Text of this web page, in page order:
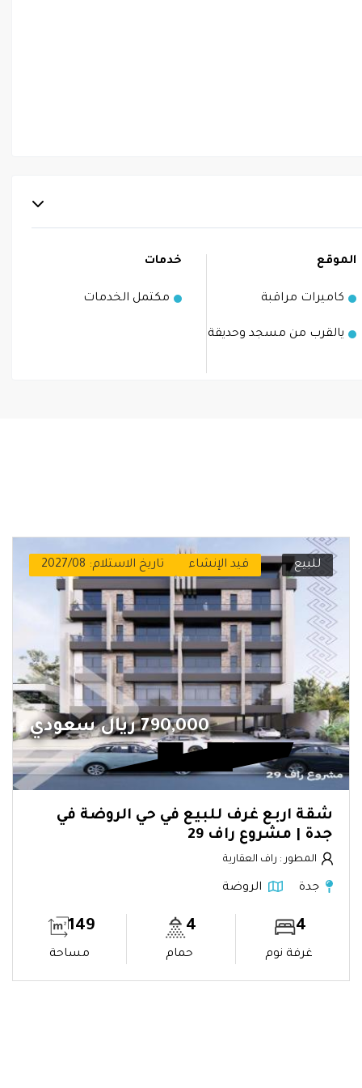
الموقع
كاميرات مراقبة
يالقرب من مسجد وحديقة
خدمات
مكتمل الخدمات
للبيع قيد الإنشاء تاريخ الاستلام: 2027/08
790,000 ريال سعودي
شقة اربع غرف للبيع في حي الروضة في
جدة | مشروع راف 29
المطور : راف العقارية
جدة الروضة
4
غرفة نوم
4
حمام
149
مساحة